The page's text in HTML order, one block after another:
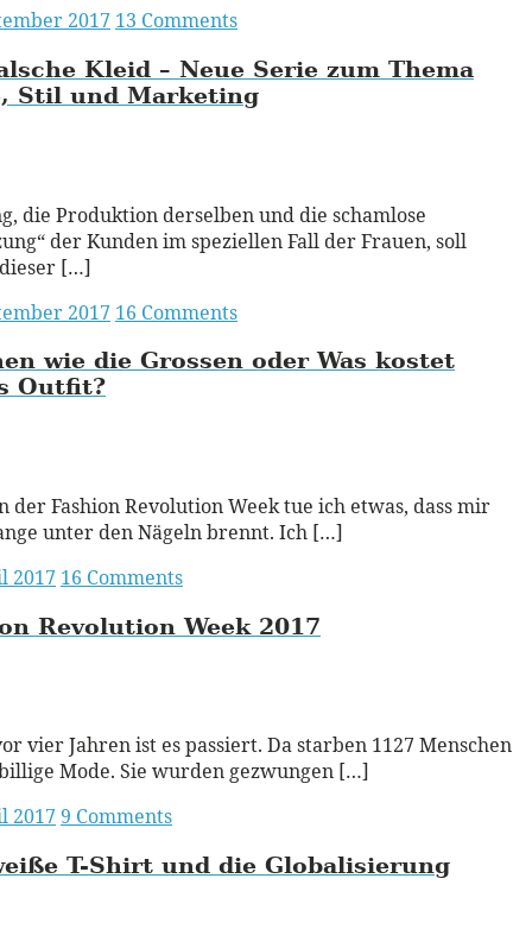
2017 13 Comments
Kleid – Neue Serie zum Thema
Stil und Marketing
die Produktion derselben und die schamlose
der Kunden im speziellen Fall der Frauen, soll
[…]
2017 16 Comments
wie die Grossen oder Was kostet
Outfit?
der Fashion Revolution Week tue ich etwas, dass mir
unter den Nägeln brennt. Ich […]
2017 16 Comments
Revolution Week 2017
vier Jahren ist es passiert. Da starben 1127 Menschen
Mode. Sie wurden gezwungen […]
2017 9 Comments
T-Shirt und die Globalisierung